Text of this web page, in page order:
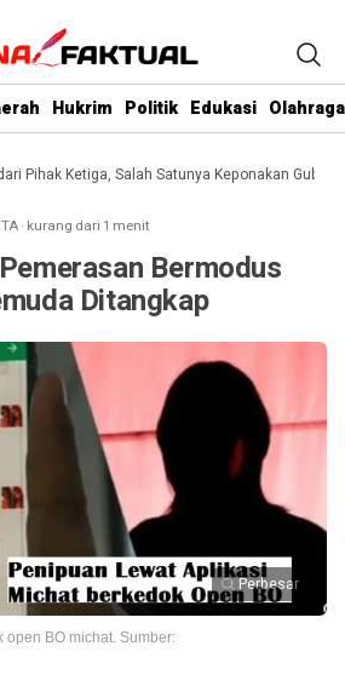
Hukrim Politik Edukasi Olahraga
Ketiga, Salah Satunya Keponakan Gubernur
· kurang dari 1 menit
Bermodus
Ditangkap
Perbesar
open BO michat. Sumber: